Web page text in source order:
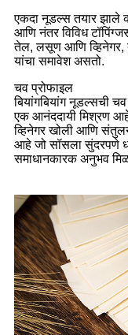
एकदा नूडल्स तयार झाले
आणि नंतर विविध
तेल, लसूण आणि
यांचा समावेश असतो.
चव प्रोफाइल
बियांगबियांग नूडल्सची
एक आनंददायी मिश्रण
व्हिनेगर खोली आणि
आहे जो सॉसला सुंदरपणे
समाधानकारक अनुभव